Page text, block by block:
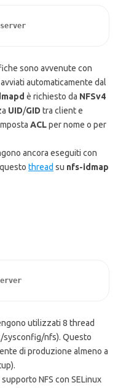
sono avvenute con
automaticamente dal
è richiesto da NFSv4
UID/GID tra client e
ACLper nome o per
ancora eseguiti con
thread su nfs-idmap
utilizzati 8 thread
sysconfig/nfs). Questo
di produzione almeno a
NFS con SELinux